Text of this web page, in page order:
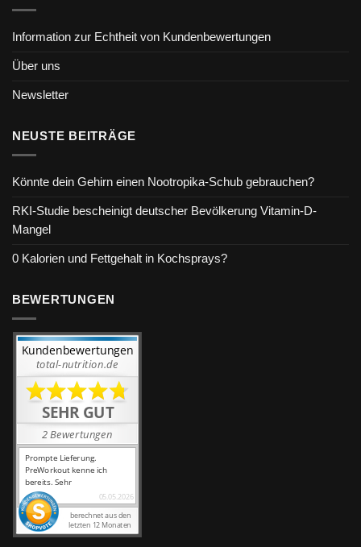
Information zur Echtheit von Kundenbewertungen
Über uns
Newsletter
NEUSTE BEITRÄGE
Könnte dein Gehirn einen Nootropika-Schub gebrauchen?
RKI-Studie bescheinigt deutscher Bevölkerung Vitamin-D-
Mangel
0 Kalorien und Fettgehalt in Kochsprays?
BEWERTUNGEN